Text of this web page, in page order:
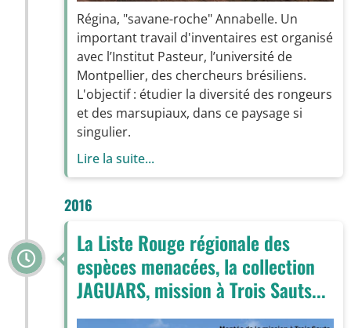
Régina, "savane-roche" Annabelle. Un
important travail d'inventaires est organisé
avec l’Institut Pasteur, l’université de
Montpellier, des chercheurs brésiliens.
L'objectif : étudier la diversité des rongeurs
et des marsupiaux, dans ce paysage si
singulier.
Lire la suite...
2016
La Liste Rouge régionale des
espèces menacées, la collection
JAGUARS, mission à Trois Sauts...